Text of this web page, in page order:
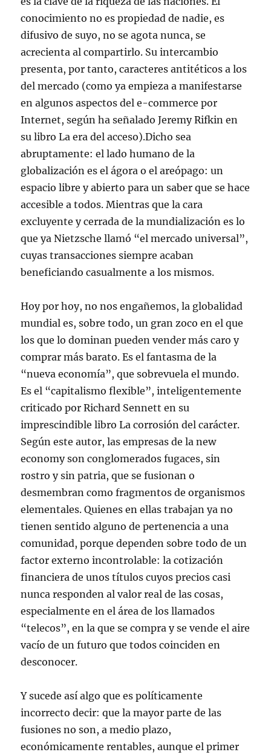
conocimiento no es propiedad de nadie, es
difusivo de suyo, no se agota nunca, se
acrecienta al compartirlo. Su intercambio
presenta, por tanto, caracteres antitéticos a los
del mercado (como ya empieza a manifestarse
en algunos aspectos del e-commerce por
Internet, según ha señalado Jeremy Rifkin en
su libro La era del acceso).Dicho sea
abruptamente: el lado humano de la
globalización es el ágora o el areópago: un
espacio libre y abierto para un saber que se hace
accesible a todos. Mientras que la cara
excluyente y cerrada de la mundialización es lo
que ya Nietzsche llamó “el mercado universal”,
cuyas transacciones siempre acaban
beneficiando casualmente a los mismos.
Hoy por hoy, no nos engañemos, la globalidad
mundial es, sobre todo, un gran zoco en el que
los que lo dominan pueden vender más caro y
comprar más barato. Es el fantasma de la
“nueva economía”, que sobrevuela el mundo.
Es el “capitalismo flexible”, inteligentemente
criticado por Richard Sennett en su
imprescindible libro La corrosión del carácter.
Según este autor, las empresas de la new
economy son conglomerados fugaces, sin
rostro y sin patria, que se fusionan o
desmembran como fragmentos de organismos
elementales. Quienes en ellas trabajan ya no
tienen sentido alguno de pertenencia a una
comunidad, porque dependen sobre todo de un
factor externo incontrolable: la cotización
financiera de unos títulos cuyos precios casi
nunca responden al valor real de las cosas,
especialmente en el área de los llamados
“telecos”, en la que se compra y se vende el aire
vacío de un futuro que todos coinciden en
desconocer.
Y sucede así algo que es políticamente
incorrecto decir: que la mayor parte de las
fusiones no son, a medio plazo,
económicamente rentables, aunque el primer